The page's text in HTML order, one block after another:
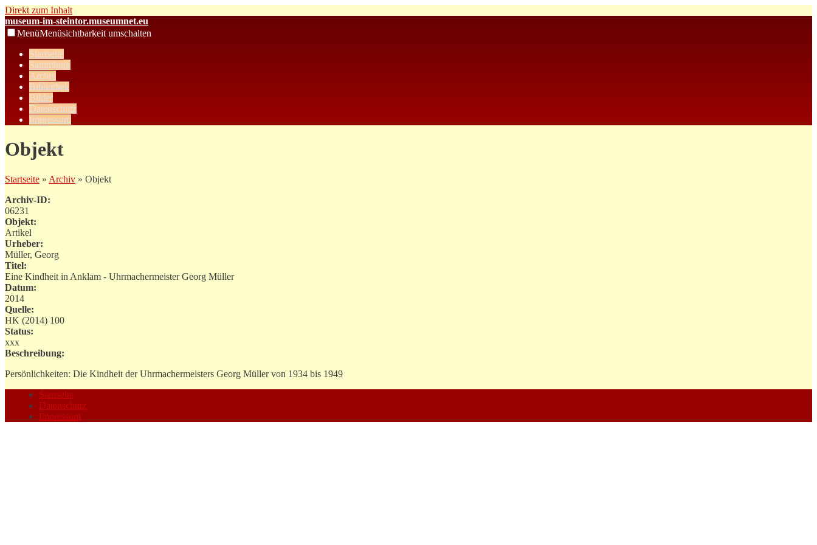
Direkt zum Inhalt
museum-im-steintor.museumnet.eu
MenüMenüsichtbarkeit umschalten
Startseite
Sammlung
Archiv
Bibliothek
Bilder
Datenschutz
Impressum
Objekt
Startseite » Archiv » Objekt
Archiv-ID:
06231
Objekt:
Artikel
Urheber:
Müller, Georg
Titel:
Eine Kindheit in Anklam - Uhrmachermeister Georg Müller
Datum:
2014
Quelle:
HK (2014) 100
Status:
xxx
Beschreibung:
Persönlichkeiten: Die Kindheit der Uhrmachermeisters Georg Müller von 1934 bis 1949
Startseite
Datenschutz
Impressum